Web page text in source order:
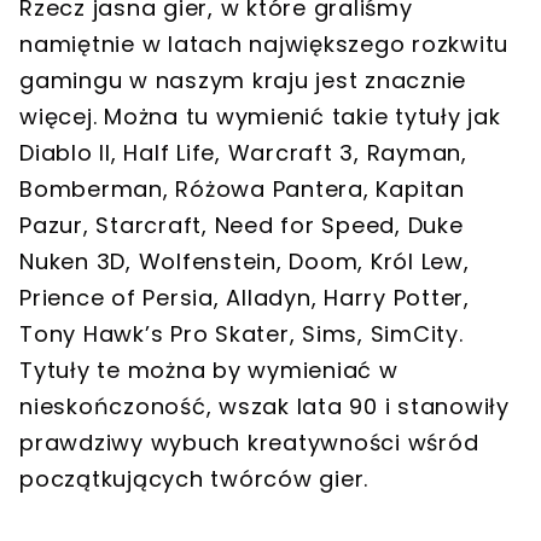
Rzecz jasna gier, w które graliśmy
namiętnie w latach największego rozkwitu
gamingu w naszym kraju jest znacznie
więcej. Można tu wymienić takie tytuły jak
Diablo II, Half Life, Warcraft 3, Rayman,
Bomberman, Różowa Pantera, Kapitan
Pazur, Starcraft, Need for Speed, Duke
Nuken 3D, Wolfenstein, Doom, Król Lew,
Prience of Persia, Alladyn, Harry Potter,
Tony Hawk’s Pro Skater, Sims, SimCity.
Tytuły te można by wymieniać w
nieskończoność, wszak lata 90 i stanowiły
prawdziwy wybuch kreatywności wśród
początkujących twórców gier.